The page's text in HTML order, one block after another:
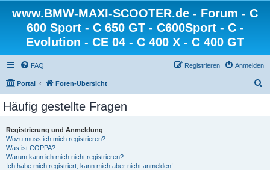
www.BMW-MAXI-SCOOTER.de - Forum - C
600 Sport - C 650 GT - C600Sport - C -
Evolution - CE 04 - C 400 X - C 400 GT
FAQ Anmelden
Registrieren
Portal Foren-Übersicht
Häufig gestellte Fragen
Registrierung und Anmeldung
Wozu muss ich mich registrieren?
Was ist COPPA?
Warum kann ich mich nicht registrieren?
Ich habe mich registriert, kann mich aber nicht anmelden!